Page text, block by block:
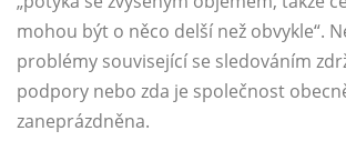
mohou být o něco delší než obvykle“.
problémy související se sledováním
podpory nebo zda je společnost
zaneprázdněna.